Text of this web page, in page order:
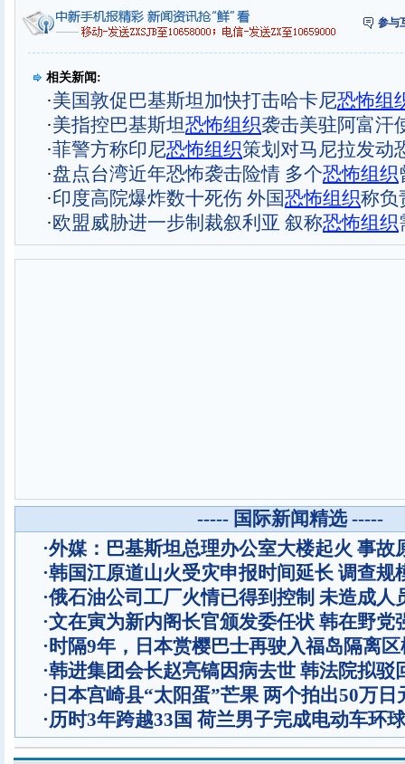
参与
相关新闻:
·美国敦促巴基斯坦加快打击哈卡尼恐怖组
·美指控巴基斯坦恐怖组织袭击美驻阿富汗
·菲警方称印尼恐怖组织策划对马尼拉发动
·盘点台湾近年恐怖袭击险情 多个恐怖组织
·印度高院爆炸数十死伤 外国恐怖组织称负
·欧盟威胁进一步制裁叙利亚 叙称恐怖组织
----- 国际新闻精选 -----
·外媒：巴基斯坦总理办公室大楼起火 事故
·韩国江原道山火受灾申报时间延长 调查规
·俄石油公司工厂火情已得到控制 未造成人
·文在寅为新内阁长官颁发委任状 韩在野党
·时隔9年，日本赏樱巴士再驶入福岛隔离
·韩进集团会长赵亮镐因病去世 韩法院拟驳
· 日本宫崎县“太阳蛋”芒果 两个拍出50万日
·历时3年跨越33国 荷兰男子完成电动车环